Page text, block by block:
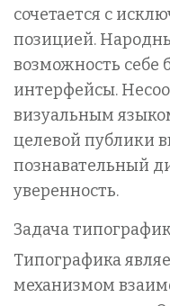
сочетается с
позицией.
возможность себе
интерфейсы.
визуальным
целевой публики
познавательный
уверенность.
Задача
Типографика
механизмом